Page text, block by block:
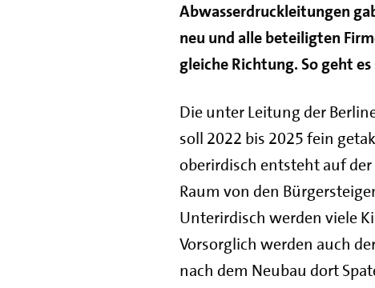
Abwasserdruckleitungen
neu und alle beteiligten
gleiche Richtung. So geht
Die unter Leitung der
soll 2022 bis 2025 fein
oberirdisch entsteht auf
Raum von den
Unterirdisch werden viele
Vorsorglich werden auch
nach dem Neubau dort